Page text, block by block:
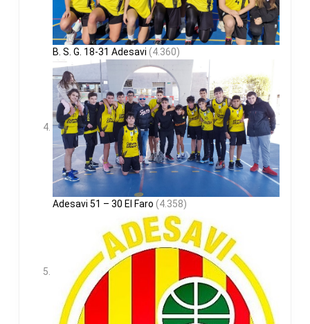
B. S. G. 18-31 Adesavi (4.360)
Adesavi 51 – 30 El Faro (4.358)